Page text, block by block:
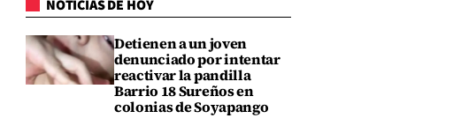
NOTICIAS DE HOY
Detienen a un joven
denunciado por intentar
reactivar la pandilla
Barrio 18 Sureños en
colonias de Soyapango